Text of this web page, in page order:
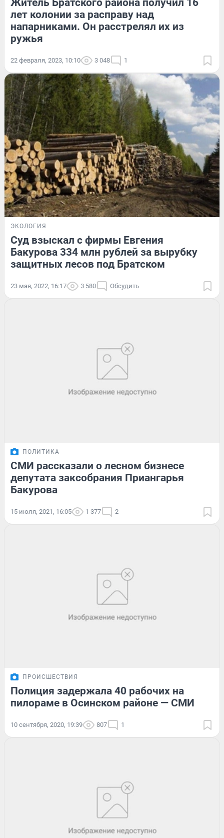
Житель Братского района получил 16
лет колонии за расправу над
напарниками. Он расстрелял их из
ружья
22 февраля, 2023, 10:10 3 048 1
ЭКОЛОГИЯ
Суд взыскал с фирмы Евгения
Бакурова 334 млн рублей за вырубку
защитных лесов под Братском
23 мая, 2022, 16:17 3 580 Обсудить
ПОЛИТИКА
СМИ рассказали о лесном бизнесе
депутата заксобрания Приангарья
Бакурова
15 июля, 2021, 16:05 1 377 2
ПРОИСШЕСТВИЯ
Полиция задержала 40 рабочих на
пилораме в Осинском районе — СМИ
10 сентября, 2020, 19:39 807 1